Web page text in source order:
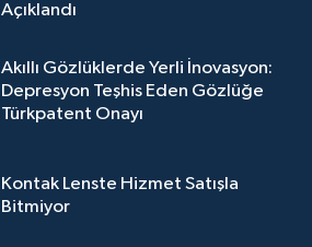
Açıklandı
Akıllı Gözlüklerde Yerli İnovasyon:
Depresyon Teşhis Eden Gözlüğe
Türkpatent Onayı
Kontak Lenste Hizmet Satışla
Bitmiyor